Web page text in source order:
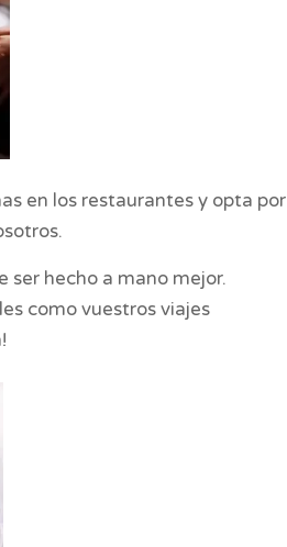
en los restaurantes y opta por
ser hecho a mano mejor.
como vuestros viajes